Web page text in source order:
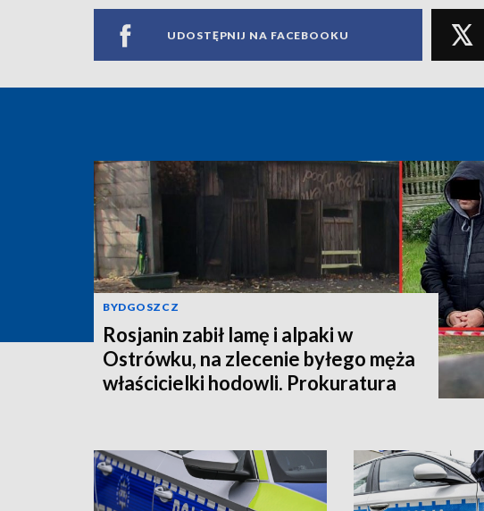
UDOSTĘPNIJ NA FACEBOOKU
BYDGOSZCZ
Rosjanin zabił lamę i alpaki w
Ostrówku, na zlecenie byłego męża
właścicielki hodowli. Prokuratura